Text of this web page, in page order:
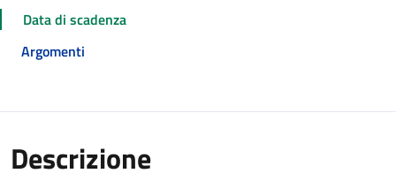
Data di scadenza
Argomenti
Descrizione